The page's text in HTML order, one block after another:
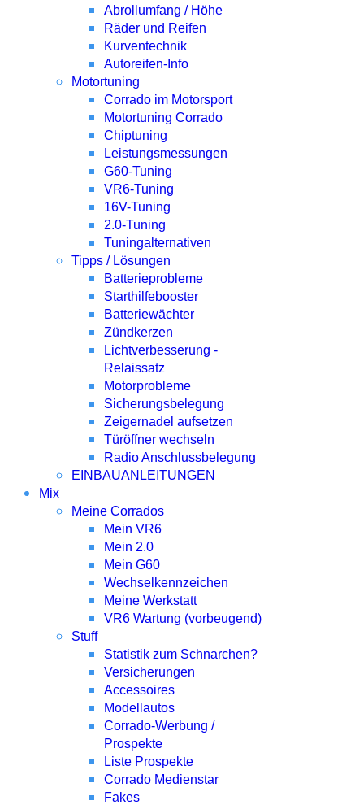
Abrollumfang / Höhe
Räder und Reifen
Kurventechnik
Autoreifen-Info
Motortuning
Corrado im Motorsport
Motortuning Corrado
Chiptuning
Leistungsmessungen
G60-Tuning
VR6-Tuning
16V-Tuning
2.0-Tuning
Tuningalternativen
Tipps / Lösungen
Batterieprobleme
Starthilfebooster
Batteriewächter
Zündkerzen
Lichtverbesserung -
Relaissatz
Motorprobleme
Sicherungsbelegung
Zeigernadel aufsetzen
Türöffner wechseln
Radio Anschlussbelegung
EINBAUANLEITUNGEN
Mix
Meine Corrados
Mein VR6
Mein 2.0
Mein G60
Wechselkennzeichen
Meine Werkstatt
VR6 Wartung (vorbeugend)
Stuff
Statistik zum Schnarchen?
Versicherungen
Accessoires
Modellautos
Corrado-Werbung /
Prospekte
Liste Prospekte
Corrado Medienstar
Fakes